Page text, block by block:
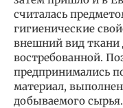
считалась
гигиенические
внешний вид ткани
востребованной.
предпринимались
материал,
добываемого сырья.